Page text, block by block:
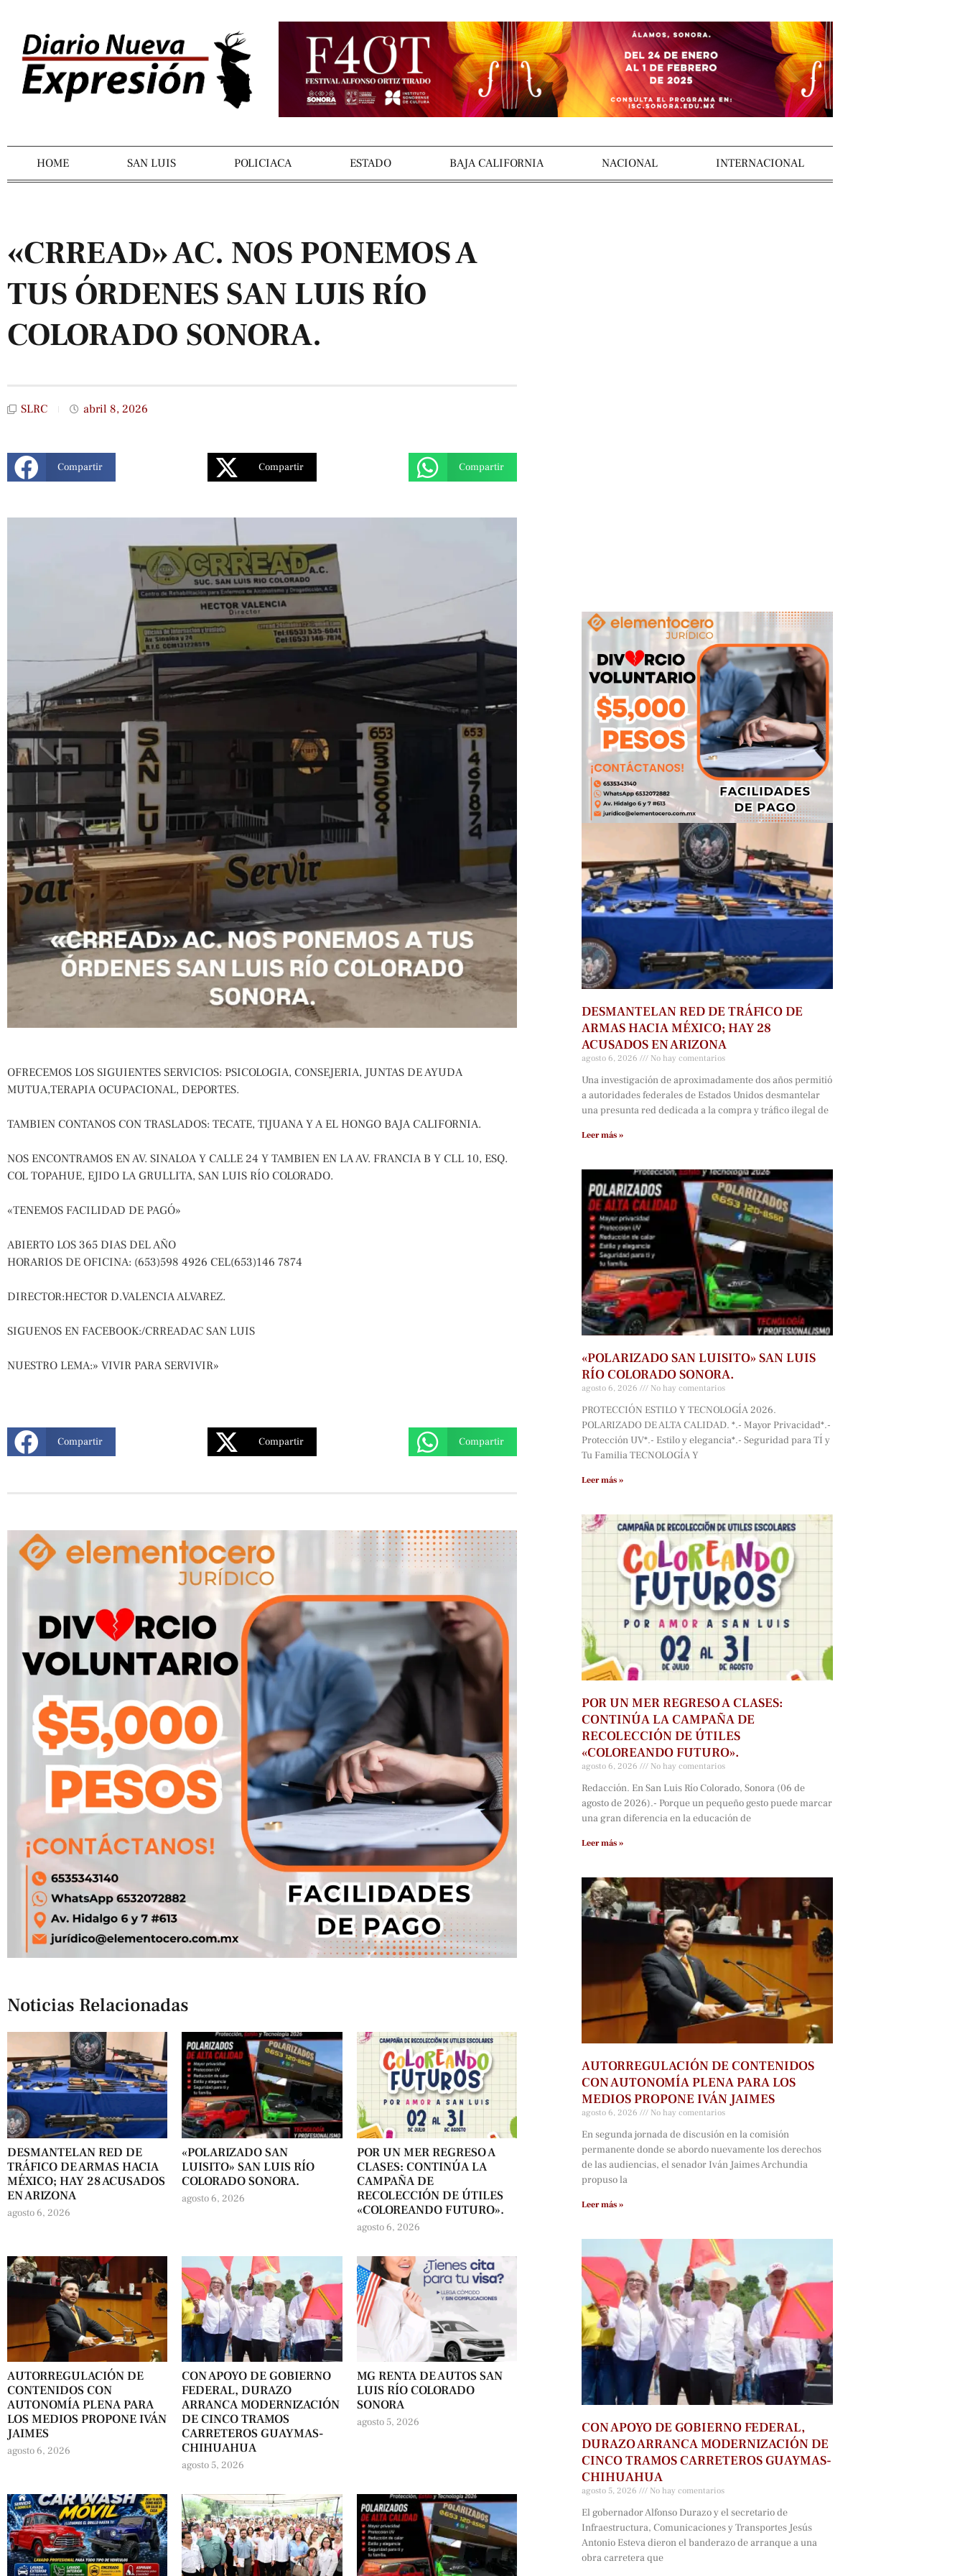
HOME SAN LUIS POLICIACA ESTADO BAJA CALIFORNIA NACIONAL INTERNACIONAL
«CRREAD» AC. NOS PONEMOS A
TUS ÓRDENES SAN LUIS RÍO
COLORADO SONORA.
SLRC abril 8, 2026
Compartir Compartir Compartir
OFRECEMOS LOS SIGUIENTES SERVICIOS: PSICOLOGIA, CONSEJERIA, JUNTAS DE AYUDA
MUTUA,TERAPIA OCUPACIONAL, DEPORTES.
TAMBIEN CONTANOS CON TRASLADOS: TECATE, TIJUANA Y A EL HONGO BAJA CALIFORNIA.
NOS ENCONTRAMOS EN AV. SINALOA Y CALLE 24 Y TAMBIEN EN LA AV. FRANCIA B Y CLL 10, ESQ.
COL TOPAHUE, EJIDO LA GRULLITA, SAN LUIS RÍO COLORADO.
«TENEMOS FACILIDAD DE PAGÓ»
ABIERTO LOS 365 DIAS DEL AÑO
HORARIOS DE OFICINA: (653)598 4926 CEL(653)146 7874
DIRECTOR:HECTOR D.VALENCIA ALVAREZ.
SIGUENOS EN FACEBOOK:/CRREADAC SAN LUIS
NUESTRO LEMA:» VIVIR PARA SERVIVIR»
Compartir Compartir Compartir
Noticias Relacionadas
DESMANTELAN RED DE
TRÁFICO DE ARMAS HACIA
MÉXICO; HAY 28 ACUSADOS
EN ARIZONA
agosto 6, 2026
«POLARIZADO SAN
LUISITO» SAN LUIS RÍO
COLORADO SONORA.
agosto 6, 2026
POR UN MER REGRESO A
CLASES: CONTINÚA LA
CAMPAÑA DE
RECOLECCIÓN DE ÚTILES
«COLOREANDO FUTURO».
agosto 6, 2026
AUTORREGULACIÓN DE
CONTENIDOS CON
AUTONOMÍA PLENA PARA
LOS MEDIOS PROPONE IVÁN
JAIMES
agosto 6, 2026
CON APOYO DE GOBIERNO
FEDERAL, DURAZO
ARRANCA MODERNIZACIÓN
DE CINCO TRAMOS
CARRETEROS GUAYMAS-
CHIHUAHUA
agosto 5, 2026
MG RENTA DE AUTOS SAN
LUIS RÍO COLORADO
SONORA
agosto 5, 2026
DESMANTELAN RED DE TRÁFICO DE
ARMAS HACIA MÉXICO; HAY 28
ACUSADOS EN ARIZONA
agosto 6, 2026 No hay comentarios
Una investigación de aproximadamente dos años permitió
a autoridades federales de Estados Unidos desmantelar
una presunta red dedicada a la compra y tráfico ilegal de
Leer más »
«POLARIZADO SAN LUISITO» SAN LUIS
RÍO COLORADO SONORA.
agosto 6, 2026 No hay comentarios
PROTECCIÓN ESTILO Y TECNOLOGÍA 2026.
POLARIZADO DE ALTA CALIDAD. *.- Mayor Privacidad*.-
Protección UV*.- Estilo y elegancia*.- Seguridad para TÍ y
Tu Familia TECNOLOGÍA Y
Leer más »
POR UN MER REGRESO A CLASES:
CONTINÚA LA CAMPAÑA DE
RECOLECCIÓN DE ÚTILES
«COLOREANDO FUTURO».
agosto 6, 2026 No hay comentarios
Redacción. En San Luis Río Colorado, Sonora (06 de
agosto de 2026).- Porque un pequeño gesto puede marcar
una gran diferencia en la educación de
Leer más »
AUTORREGULACIÓN DE CONTENIDOS
CON AUTONOMÍA PLENA PARA LOS
MEDIOS PROPONE IVÁN JAIMES
agosto 6, 2026 No hay comentarios
En segunda jornada de discusión en la comisión
permanente donde se abordo nuevamente los derechos
de las audiencias, el senador Iván Jaimes Archundia
propuso la
Leer más »
CON APOYO DE GOBIERNO FEDERAL,
DURAZO ARRANCA MODERNIZACIÓN DE
CINCO TRAMOS CARRETEROS GUAYMAS-
CHIHUAHUA
agosto 5, 2026 No hay comentarios
El gobernador Alfonso Durazo y el secretario de
Infraestructura, Comunicaciones y Transportes Jesús
Antonio Esteva dieron el banderazo de arranque a una
obra carretera que